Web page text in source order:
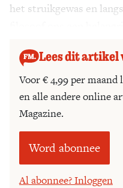
het struikgewas en
Lees dit artikel
Voor € 4,99 per
en alle andere online
Magazine.
Word abonnee
Al abonnee? Inloggen